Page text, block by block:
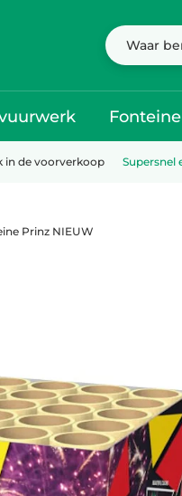
de voorverkoop Supersnel
Prinz NIEUW